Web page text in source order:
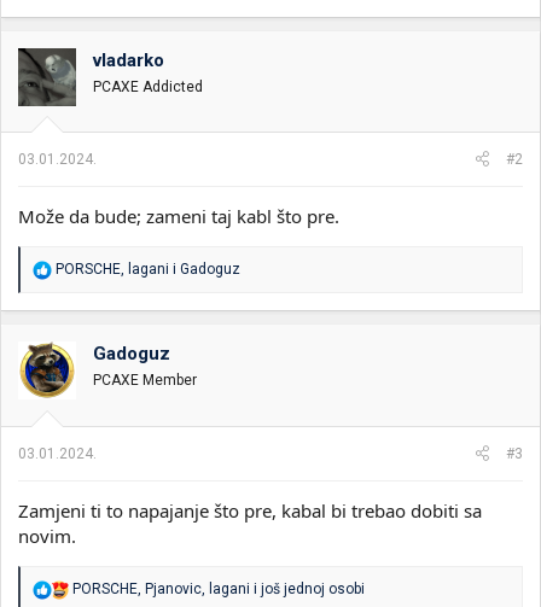
vladarko
PCAXE Addicted
03.01.2024. #2
Može da bude; zameni taj kabl što pre.
R
a
o
v
a
:
PORSCHE, lagani i Gadoguz
Gadoguz
PCAXE Member
03.01.2024. #3
Zamjeni ti to napajanje što pre, kabal bi trebao dobiti sa
novim.
R
PORSCHE Pjanovic lagani i još jednoj osobi